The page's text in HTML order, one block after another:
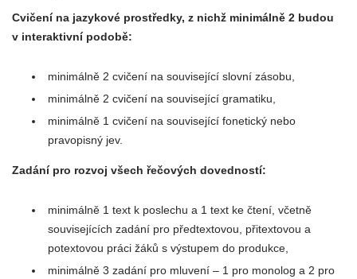
Cvičení na jazykové prostředky, z nichž minimálně 2 budou
v interaktivní podobě:
minimálně 2 cvičení na související slovní zásobu,
minimálně 2 cvičení na související gramatiku,
minimálně 1 cvičení na související fonetický nebo
pravopisný jev.
Zadání pro rozvoj všech řečových dovedností:
minimálně 1 text k poslechu a 1 text ke čtení, včetně
souvisejících zadání pro předtextovou, přitextovou a
potextovou práci žáků s výstupem do produkce,
minimálně 3 zadání pro mluvení – 1 pro monolog a 2 pro